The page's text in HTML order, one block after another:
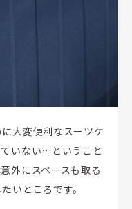
大変便利なスーツケ
いない…ということ
外にスペースも取る
いところです。